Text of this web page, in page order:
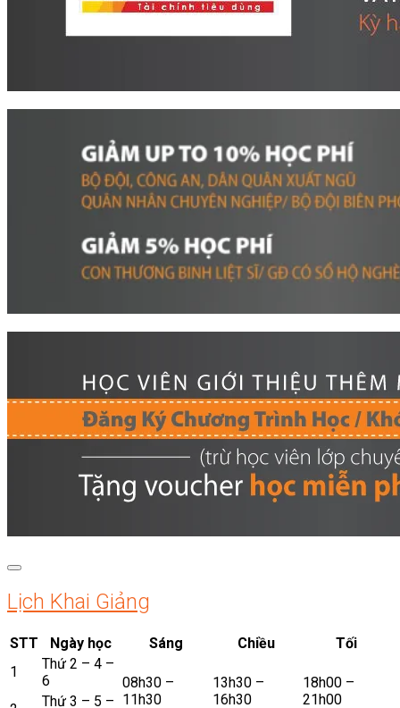
Lịch Khai Giảng
STT Ngày học Sáng Chiều
Tối
1
Thứ 2 – 4 –
6
08h30 –
11h30
13h30 –
16h30
18h00 –
21h00
Thứ 3 – 5 –